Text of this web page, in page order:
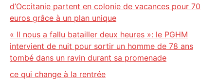
d’Occitanie partent en colonie de vacances pour 70
euros grâce à un plan unique
« Il nous a fallu batailler deux heures »: le PGHM
intervient de nuit pour sortir un homme de 78 ans
tombé dans un ravin durant sa promenade
ce qui change à la rentrée